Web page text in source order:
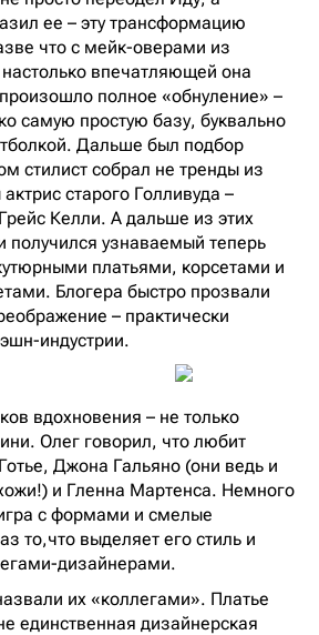
ее – эту трансформацию
что с мейк-оверами из
впечатляющей она
полное «обнуление» –
самую простую базу, буквально
Дальше был подбор
стилист собрал не тренды из
старого Голливуда –
Келли. А дальше из этих
получился узнаваемый теперь
платьями, корсетами и
Блогера быстро прозвали
– практически
индустрии.
вдохновения – не только
Олег говорил, что любит
Джона Гальяно (они ведь и
и Гленна Мартенса. Немного
с формами и смелые
то,что выделяет его стиль и
дизайнерами.
их «коллегами». Платье
единственная дизайнерская